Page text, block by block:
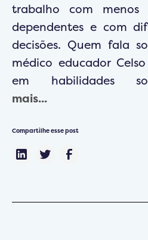
trabalho com menos
dependentes e com
decisões. Quem fala
médico educador
em habilidades
mais...
Compartilhe esse post